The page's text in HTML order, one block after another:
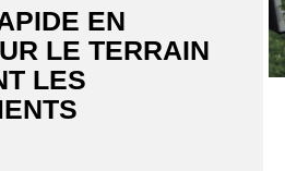
EN
LE TERRAIN
LES